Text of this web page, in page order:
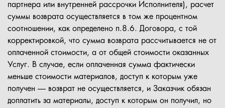
партнера или внутренней рассрочки Исполнителя), расчет
суммы возврата осуществляется в том же процентном
соотношении, как определено п.8.6. Договора, с той
корректировкой, что сумма возврата рассчитывается не от
оплаченной стоимости, а от общей стоимости оказанных
Услуг. В случае, если оплаченная сумма фактически
меньше стоимости материалов, доступ к которым уже
получен — возврат не осуществляется, и Заказчик обязан
доплатить за материалы, доступ к которым он получил, но